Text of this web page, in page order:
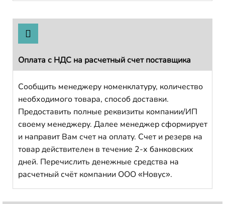
Оплата с НДС на расчетный счет поставщика
Сообщить менеджеру номенклатуру, количество
необходимого товара, способ доставки.
Предоставить полные реквизиты компании/ИП
своему менеджеру. Далее менеджер сформирует
и направит Вам счет на оплату. Счет и резерв на
товар действителен в течение 2-х банковских
дней. Перечислить денежные средства на
расчетный счёт компании ООО «Новус».